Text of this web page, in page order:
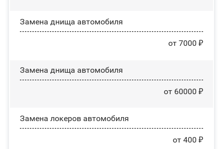
Замена днища автомобиля
от 7000 ₽
Замена днища автомобиля
от 60000 ₽
Замена лoĸepoв автомобиля
от 400 ₽